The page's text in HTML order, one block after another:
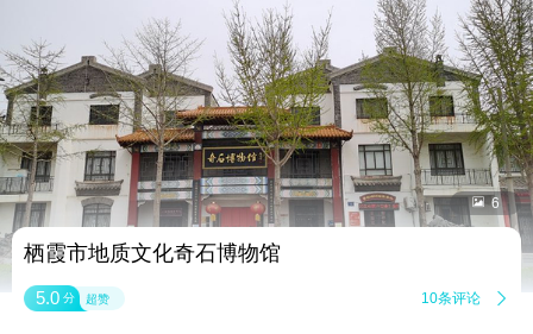
 6
栖霞市地质文化奇石博物馆
5.0 分 超赞 10条评论 